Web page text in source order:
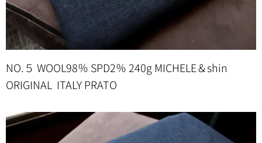
NO.５ WOOL98％ SPD2％ 240g MICHELE＆shin
ORIGINAL ITALY PRATO